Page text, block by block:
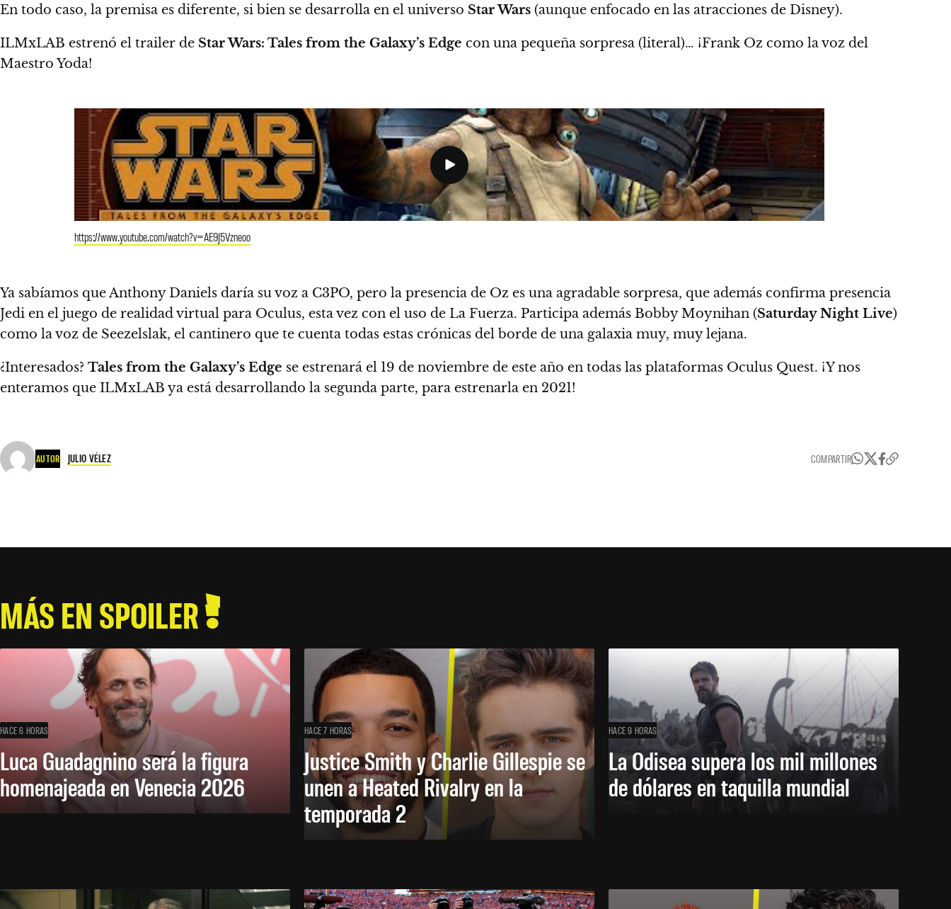
En todo caso, la premisa es diferente, si bien se desarrolla en el universo Star Wars (aunque enfocado en las atracciones de Disney).
ILMxLAB estrenó el trailer de Star Wars: Tales from the Galaxy’s Edge con una pequeña sorpresa (literal)… ¡Frank Oz como la voz del
Maestro Yoda!
https://www.youtube.com/watch?v=AE9J5Vzneoo
Ya sabíamos que Anthony Daniels daría su voz a C3PO, pero la presencia de Oz es una agradable sorpresa, que además confirma presencia
Jedi en el juego de realidad virtual para Oculus, esta vez con el uso de La Fuerza. Participa además Bobby Moynihan (Saturday Night Live)
como la voz de Seezelslak, el cantinero que te cuenta todas estas crónicas del borde de una galaxia muy, muy lejana.
¿Interesados? Tales from the Galaxy’s Edge se estrenará el 19 de noviembre de este año en todas las plataformas Oculus Quest. ¡Y nos
enteramos que ILMxLAB ya está desarrollando la segunda parte, para estrenarla en 2021!
AUTOR JULIO VÉLEZ COMPARTIR
MÁS EN SPOILER
HACE 6 HORAS
Luca Guadagnino será la figura
homenajeada en Venecia 2026
HACE 7 HORAS
Justice Smith y Charlie Gillespie se
unen a Heated Rivalry en la
temporada 2
HACE 9 HORAS
La Odisea supera los mil millones
de dólares en taquilla mundial